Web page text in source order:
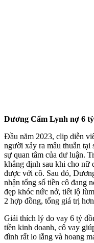
Dương Cẩm Lynh nợ 6
Đầu năm 2023, clip diễn
người xảy ra mâu thuẫn tại
sự quan tâm của dư luận.
khẳng định sau khi cho nữ
được với cô. Sau đó,
nhận tổng số tiền cô đang
đẹp khóc nức nở, tiết lộ
2 hợp đồng, tổng giá trị
Giải thích lý do vay 6 tỷ
tiền kinh doanh, cô vay
đình rất lo lắng và hoang